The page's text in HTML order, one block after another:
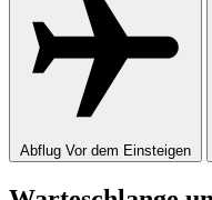
Abflug Vor dem Einsteigen